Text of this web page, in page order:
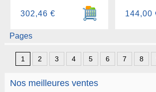
Nos meilleures ventes
Ajouter au panier
302,46 € 144,00
Pages
1 2 3 4 5 6 7 8